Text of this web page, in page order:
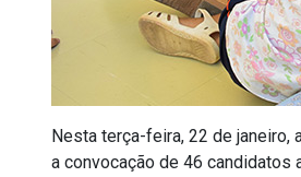
Nesta terça-feira, 22 de janeiro,
a convocação de 46 candidatos